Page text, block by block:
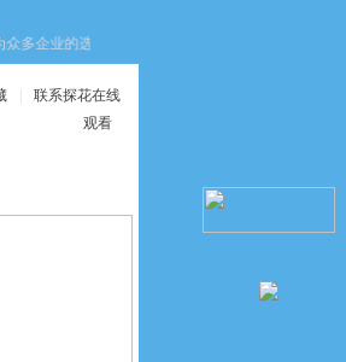
企业的选择。这些优势不仅提升了设备的安全性
联系探花在线
观看